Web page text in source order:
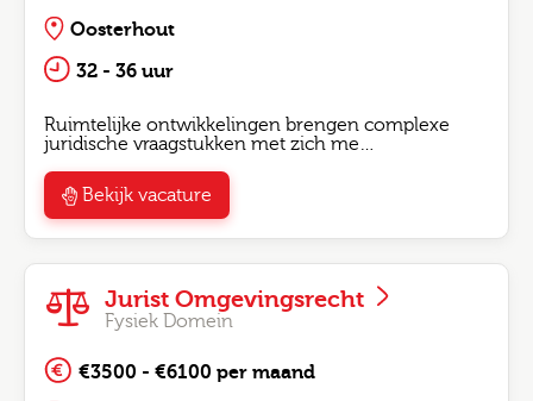
Oosterhout
32 - 36 uur
Ruimtelijke ontwikkelingen brengen complexe
juridische vraagstukken met zich me…
Bekijk vacature
Jurist Omgevingsrecht
Fysiek Domein
€3500 - €6100 per maand